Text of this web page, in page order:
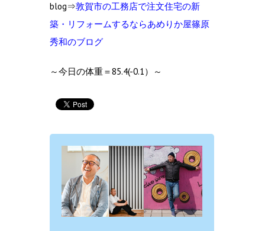
blog⇒敦賀市の工務店で注文住宅の新
築・リフォームするならあめりか屋篠原
秀和のブログ
～今日の体重＝85.4(-0.1）～